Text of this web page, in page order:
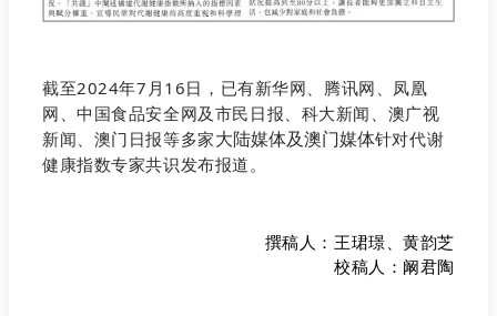
截至2024年7月16日，已有新华网、腾讯网、凤凰
网、中国食品安全网及市民日报、科大新闻、澳广视
新闻、澳门日报等多家大陆媒体及澳门媒体针对代谢
健康指数专家共识发布报道。
撰稿人：王珺璟、黄韵芝
校稿人：阚君陶